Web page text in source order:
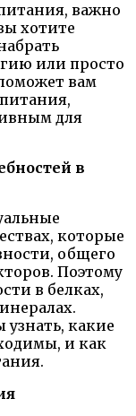
важно
хотите
или просто
вам
для
в
которые
общего
Поэтому
в белках,
узнать, какие
и как